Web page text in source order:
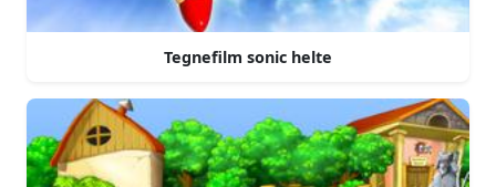
Tegnefilm sonic helte